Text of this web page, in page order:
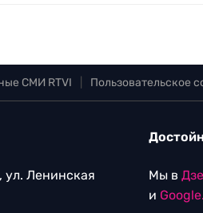
СМИ RTVI Пользовательское
ул. Ленинская
Мы в
и